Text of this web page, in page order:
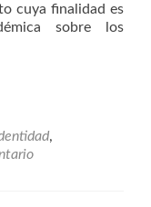
cuya finalidad es
sobre los
,